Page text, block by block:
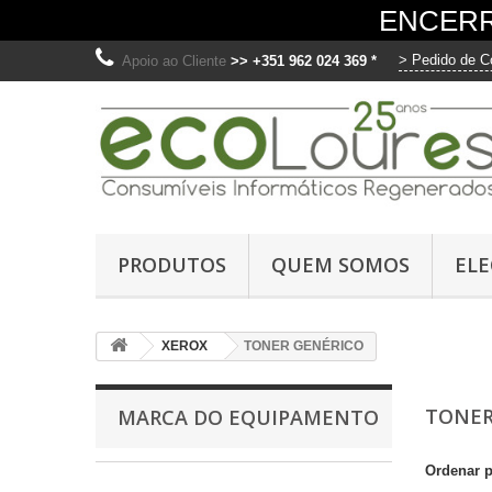
Apoio ao Cliente >> +351 962 024 369 * > Pedido de
PRODUTOS QUEM SOMOS
XEROX TONER GENÉRICO
MARCA DO EQUIPAMENTO
Ordenar